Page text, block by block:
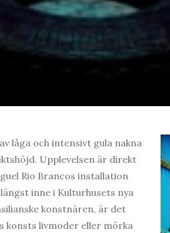
låga och intensivt gula nakna
Upplevelsen är direkt
Rio Brancos installation
inne i Kulturhusets nya
konstnären, är det
konsts livmoder eller mörka